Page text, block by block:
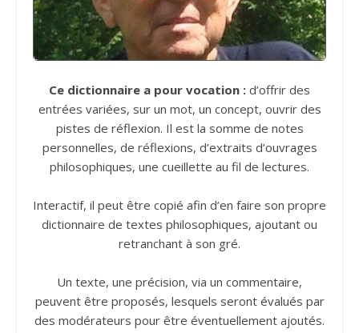
Ce dictionnaire a pour vocation : d’offrir des
entrées variées, sur un mot, un concept, ouvrir des
pistes de réflexion. Il est la somme de notes
personnelles, de réflexions, d’extraits d’ouvrages
philosophiques, une cueillette au fil de lectures.
Interactif, il peut être copié afin d’en faire son propre
dictionnaire de textes philosophiques, ajoutant ou
retranchant à son gré.
Un texte, une précision, via un commentaire,
peuvent être proposés, lesquels seront évalués par
des modérateurs pour être éventuellement ajoutés.